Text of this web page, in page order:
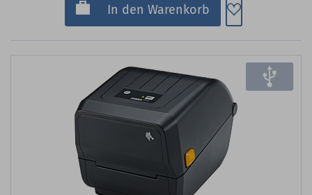
In den Warenkorb Zum